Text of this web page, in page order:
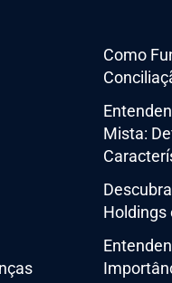
Como
Mista:
Holdings